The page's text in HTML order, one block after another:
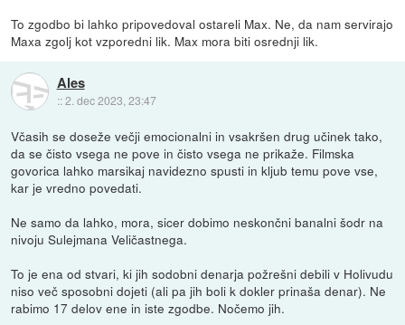
To zgodbo bi lahko pripovedoval ostareli Max. Ne, da nam servirajo
Maxa zgolj kot vzporedni lik. Max mora biti osrednji lik.
Ales
::2. dec 2023, 23:47
Včasih se doseže večji emocionalni in vsakršen drug učinek tako,
da se čisto vsega ne pove in čisto vsega ne prikaže. Filmska
govorica lahko marsikaj navidezno spusti in kljub temu pove vse,
kar je vredno povedati.
Ne samo da lahko, mora, sicer dobimo neskončni banalni šodr na
nivoju Sulejmana Veličastnega.
To je ena od stvari, ki jih sodobni denarja požrešni debili v Holivudu
niso več sposobni dojeti (ali pa jih boli k dokler prinaša denar). Ne
rabimo 17 delov ene in iste zgodbe. Nočemo jih.